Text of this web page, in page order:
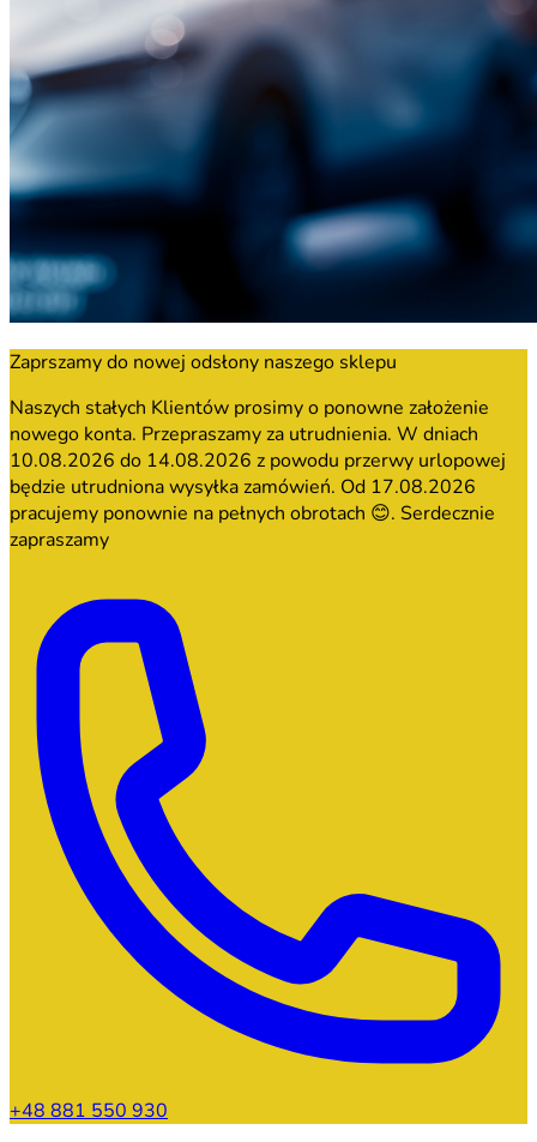
Zaprszamy do nowej odsłony naszego sklepu
Naszych stałych Klientów prosimy o ponowne założenie
nowego konta. Przepraszamy za utrudnienia. W dniach
10.08.2026 do 14.08.2026 z powodu przerwy urlopowej
będzie utrudniona wysyłka zamówień. Od 17.08.2026
pracujemy ponownie na pełnych obrotach 😊. Serdecznie
zapraszamy
+48 881 550 930